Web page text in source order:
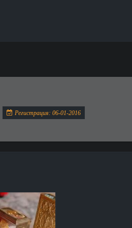
Регистрация: 06-01-2016